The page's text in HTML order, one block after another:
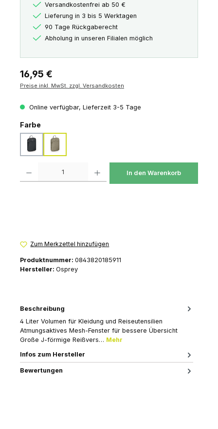
Versandkostenfrei ab 50 €
Lieferung in 3 bis 5 Werktagen
90 Tage Rückgaberecht
Abholung in unseren Filialen möglich
Regulärer Preis:
16,95 €
Preise inkl. MwSt. zzgl. Versandkosten
Online verfügbar, Lieferzeit 3-5 Tage
Farbeauswählen
black tan concrete
In den Warenkorb
Zum Merkzettel hinzufügen
Produktnummer: 0843820185911
Hersteller: Osprey
Beschreibung
4 Liter Volumen für Kleidung und Reiseutensilien
Atmungsaktives Mesh-Fenster für bessere Übersicht
Große J-förmige Reißvers… Mehr
Infos zum Hersteller
Bewertungen